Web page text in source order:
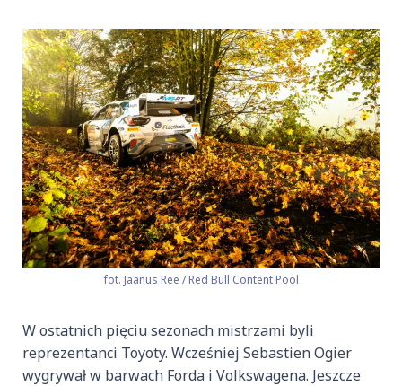
fot. Jaanus Ree / Red Bull Content Pool
W ostatnich pięciu sezonach mistrzami byli
reprezentanci Toyoty. Wcześniej Sebastien Ogier
wygrywał w barwach Forda i Volkswagena. Jeszcze